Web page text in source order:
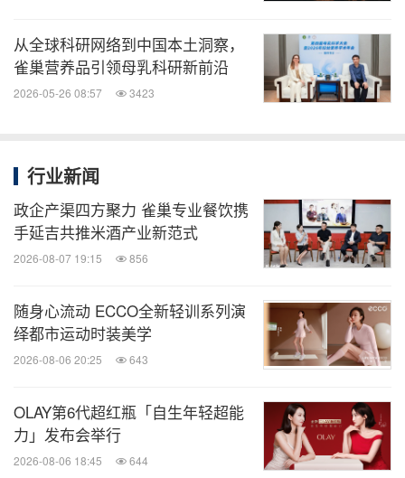
从"第一口粮"开始，以先锋营养呵护宠物非凡一生
发，冠能推出了多款针对幼宠的创新营养产品，包括
生命阶段系列幼猫粮、小型幼犬粮，以及免疫加护系
列的幼猫罐，全面护航幼宠健康成长。
呵护与免疫加护系列，以及处方粮和营养补充剂三大
完备产品体系，多方位支持宠物的一生健康。
其中，生命阶段系列幼猫粮、小型幼犬粮均采用20年
经典初乳配方，通过富含免疫球蛋白的珍贵牛初乳，
帮助幼宠度过免疫薄弱期，打好健康根基。新近上市
从全球科研网络到中国本土洞察，
雀巢营养品引领母乳科研新前沿
2026-05-26 08:57 3423
行业新闻
政企产渠四方聚力 雀巢专业餐饮携
手延吉共推米酒产业新范式
2026-08-07 19:15 856
随身心流动 ECCO全新轻训系列演
绎都市运动时装美学
2026-08-06 20:25 643
OLAY第6代超红瓶「自生年轻超能
力」发布会举行
2026-08-06 18:45 644